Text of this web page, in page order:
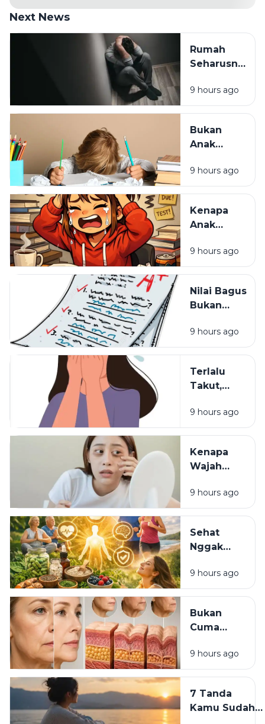
Next News
Rumah
Seharusnya
Tempat
Pulang,
Tempat
Paling
9 hours ago
Bukan
Anak
Mungkin
Cara
yang
Selama Ini
9 hours ago
Kenapa
Anak
Kehilangan
Semangat
9 hours ago
Nilai Bagus
Bukan
Hal yang
Sering
dalam
Pendidikan
9 hours ago
Terlalu
Takut,
Waspada:
Mungkinkah
Luka Masa
Lalu?
9 hours ago
Kenapa
Wajah
Lelah
Meski
Pakai
Skincare
9 hours ago
Sehat
Nggak
Mahal:
Kebiasaan
yang Bisa
Dimulai
9 hours ago
Bukan
Cuma
7
Kebiasaan
Diam-
Diam Bikin
9 hours ago
7 Tanda
Kamu Sudah